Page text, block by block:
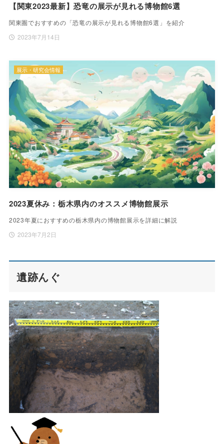
【関東2023最新】恐竜の展示が見れる博物館6選
関東圏でおすすめの「恐竜の展示が見れる博物館6選」を紹介
2023年7月14日
2023夏休み：栃木県内のオススメ博物館展示
2023年夏におすすめの栃木県内の博物館展示を詳細に解説
2023年7月2日
展示・研究会情報
遺跡んぐ